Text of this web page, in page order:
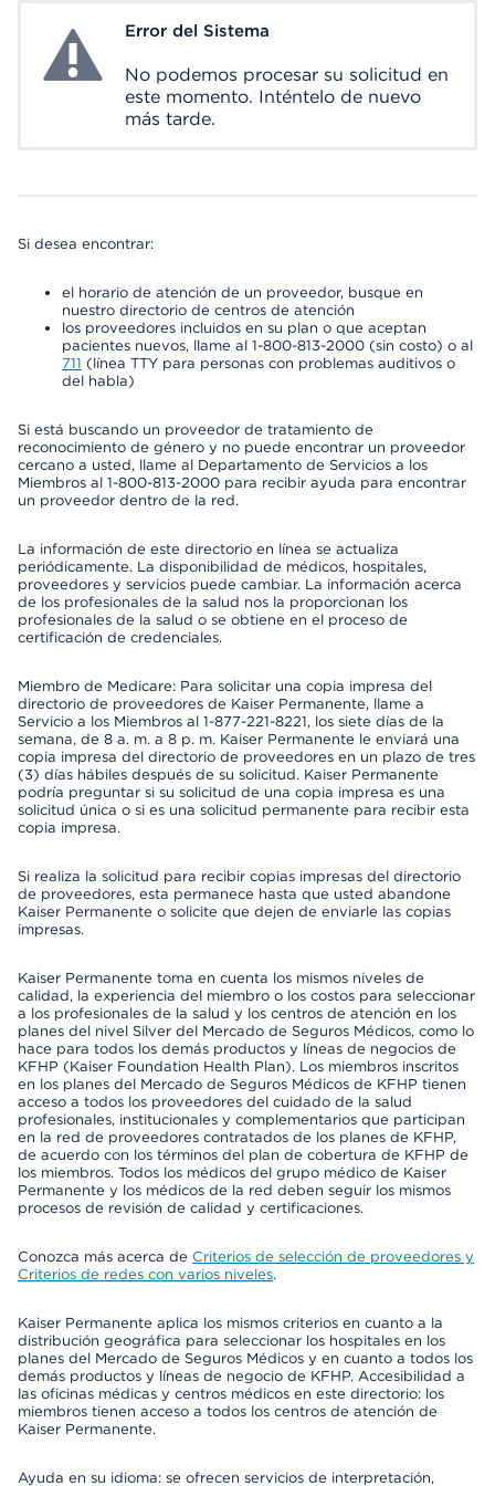
System ErrorError del Sistema
No podemos procesar su solicitud en
este momento. Inténtelo de nuevo
más tarde.
Si desea encontrar:
el horario de atención de un proveedor, busque en
nuestro directorio de centros de atención
los proveedores incluidos en su plan o que aceptan
pacientes nuevos, llame al 1-800-813-2000 (sin costo) o al
711 (línea TTY para personas con problemas auditivos o
del habla)
Si está buscando un proveedor de tratamiento de
reconocimiento de género y no puede encontrar un proveedor
cercano a usted, llame al Departamento de Servicios a los
Miembros al 1-800-813-2000 para recibir ayuda para encontrar
un proveedor dentro de la red.
La información de este directorio en línea se actualiza
periódicamente. La disponibilidad de médicos, hospitales,
proveedores y servicios puede cambiar. La información acerca
de los profesionales de la salud nos la proporcionan los
profesionales de la salud o se obtiene en el proceso de
certificación de credenciales.
Miembro de Medicare: Para solicitar una copia impresa del
directorio de proveedores de Kaiser Permanente, llame a
Servicio a los Miembros al 1-877-221-8221, los siete días de la
semana, de 8 a. m. a 8 p. m. Kaiser Permanente le enviará una
copia impresa del directorio de proveedores en un plazo de tres
(3) días hábiles después de su solicitud. Kaiser Permanente
podría preguntar si su solicitud de una copia impresa es una
solicitud única o si es una solicitud permanente para recibir esta
copia impresa.
Si realiza la solicitud para recibir copias impresas del directorio
de proveedores, esta permanece hasta que usted abandone
Kaiser Permanente o solicite que dejen de enviarle las copias
impresas.
Kaiser Permanente toma en cuenta los mismos niveles de
calidad, la experiencia del miembro o los costos para seleccionar
a los profesionales de la salud y los centros de atención en los
planes del nivel Silver del Mercado de Seguros Médicos, como lo
hace para todos los demás productos y líneas de negocios de
KFHP (Kaiser Foundation Health Plan). Los miembros inscritos
en los planes del Mercado de Seguros Médicos de KFHP tienen
acceso a todos los proveedores del cuidado de la salud
profesionales, institucionales y complementarios que participan
en la red de proveedores contratados de los planes de KFHP,
de acuerdo con los términos del plan de cobertura de KFHP de
los miembros. Todos los médicos del grupo médico de Kaiser
Permanente y los médicos de la red deben seguir los mismos
procesos de revisión de calidad y certificaciones.
Conozca más acerca de Criterios de selección de proveedores y
Criterios de redes con varios niveles.
Kaiser Permanente aplica los mismos criterios en cuanto a la
distribución geográfica para seleccionar los hospitales en los
planes del Mercado de Seguros Médicos y en cuanto a todos los
demás productos y líneas de negocio de KFHP. Accesibilidad a
las oficinas médicas y centros médicos en este directorio: los
miembros tienen acceso a todos los centros de atención de
Kaiser Permanente.
Ayuda en su idioma: se ofrecen servicios de interpretación,